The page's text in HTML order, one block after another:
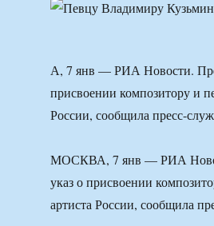
А, 7 янв — РИА Новости.
присвоении композитору и
России, сообщила пресс-
МОСКВА, 7 янв — РИА
указ о присвоении
артиста России, сообщила